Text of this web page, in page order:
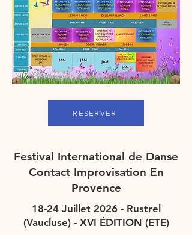
RESERVER
Festival International de Danse
Contact Improvisation En
Provence
18-24 Juillet 2026 - Rustrel
(Vaucluse) - XVI ÉDITION (ETE)